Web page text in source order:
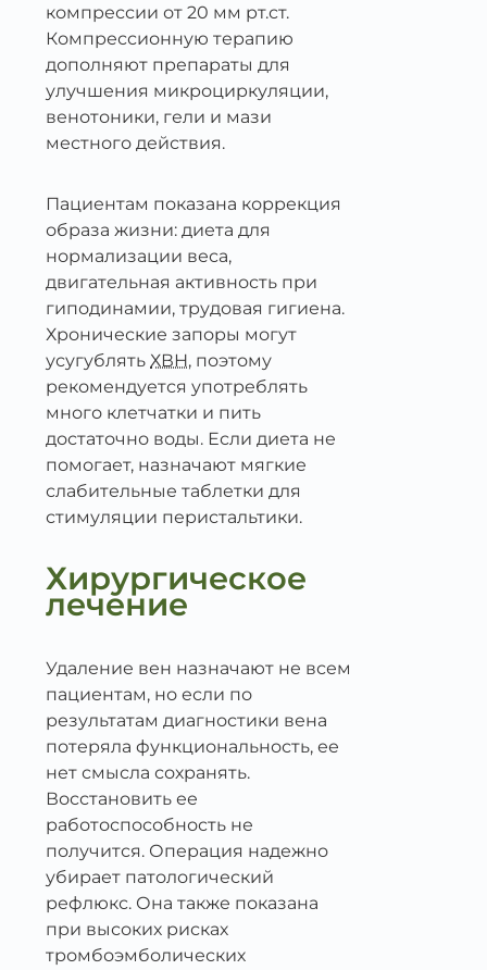
компрессии от 20 мм рт.ст.
Компрессионную терапию
дополняют препараты для
улучшения микроциркуляции,
венотоники, гели и мази
местного действия.
Пациентам показана коррекция
образа жизни: диета для
нормализации веса,
двигательная активность при
гиподинамии, трудовая гигиена.
Хронические запоры могут
усугублятьХВН, поэтому
рекомендуется употреблять
много клетчатки и пить
достаточно воды. Если диета не
помогает, назначают мягкие
слабительные таблетки для
стимуляции перистальтики.
Хирургическое
лечение
Удаление вен назначают не всем
пациентам, но если по
результатам диагностики вена
потеряла функциональность, ее
нет смысла сохранять.
Восстановить ее
работоспособность не
получится. Операция надежно
убирает патологический
рефлюкс. Она также показана
при высоких рисках
тромбоэмболических